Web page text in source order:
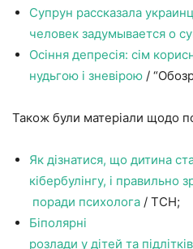
Супрун рассказала
человек задумывается о
Осіння депресія: сім
нудьгою і зневірою /
Також були матеріали щодо
Як дізнатися, що дитина
кібербулінгу, і правильно
поради психолога / ТСН;
Біполярні
розлади у дітей та